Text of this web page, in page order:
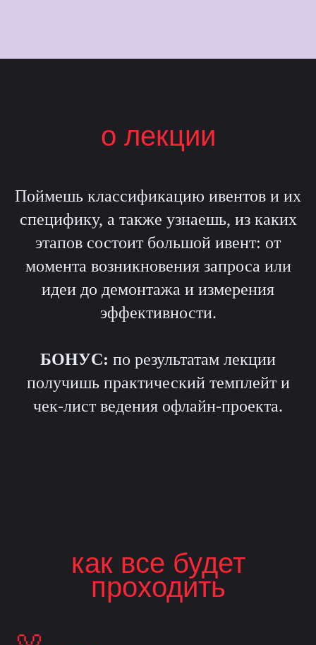
о лекции
Поймешь классификацию ивентов и их
специфику, а также узнаешь, из каких
этапов состоит большой ивент: от
момента возникновения запроса или
идеи до демонтажа и измерения
эффективности.
БОНУС: по результатам лекции
получишь практический темплейт и
чек-лист ведения офлайн-проекта.
как все будет
проходить